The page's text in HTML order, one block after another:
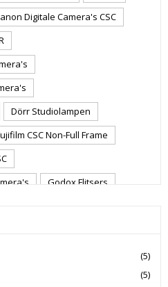
Digitale Camera's CSC
Dörr Studiolampen
CSC Non-Full Frame
Godox Flitsers
(5)
(5)